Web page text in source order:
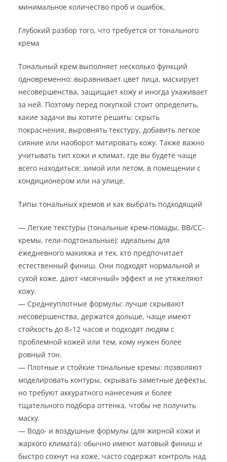
минимальное количество проб и ошибок.
Глубокий разбор того, что требуется от тонального
крема
Тональный крем выполняет несколько функций
одновременно: выравнивает цвет лица, маскирует
несовершенства, защищает кожу и иногда ухаживает
за ней. Поэтому перед покупкой стоит определить,
какие задачи вы хотите решить: скрыть
покраснения, выровнять текстуру, добавить легкое
сияние или наоборот матировать кожу. Также важно
учитывать тип кожи и климат, где вы будете чаще
всего находиться: зимой или летом, в помещении с
кондиционером или на улице.
Типы тональных кремов и как выбрать подходящий
— Легкие текстуры (тональные крем-помады, BB/CC-
кремы, гели-подтональные): идеальны для
ежедневного макияжа и тех, кто предпочитает
естественный финиш. Они подходят нормальной и
сухой коже, дают «мсячный» эффект и не утяжеляют
кожу.
— Среднеуплотные формулы: лучше скрывают
несовершенства, держатся дольше, чаще имеют
стойкость до 8–12 часов и подходят людям с
проблемной кожей или тем, кому нужен более
ровный тон.
— Плотные и стойкие тональные кремы: позволяют
моделировать контуры, скрывать заметные дефекты,
но требуют аккуратного нанесения и более
тщательного подбора оттенка, чтобы не получить
маску.
— Водо- и воздушные формулы (для жирной кожи и
жаркого климата): обычно имеют матовый финиш и
быстро сохнут на коже, часто содержат контроль над